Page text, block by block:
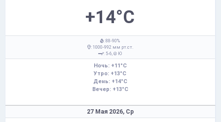
+14°C
: 88-90%
: 1000-992 мм рт.ст.
: 5-6,
Ю
Ночь: +11°C
Утро: +13°C
День: +14°C
Вечер: +13°C
27 Мая 2026, Ср